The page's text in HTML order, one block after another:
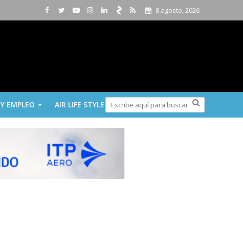
8 agosto, 2026
EMPLEO AIR LIFE STYLE